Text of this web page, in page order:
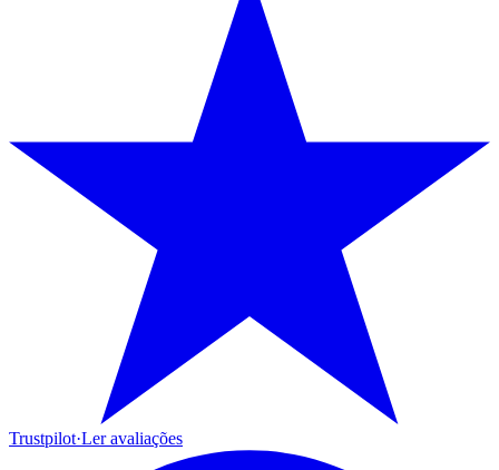
Trustpilot·Ler avaliações